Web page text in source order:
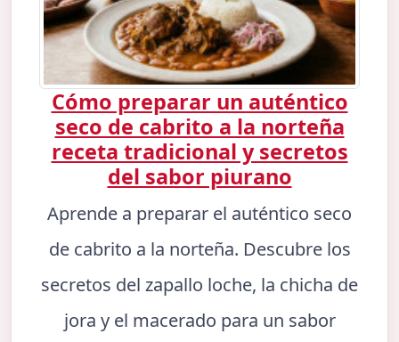
Cómo preparar un auténtico
seco de cabrito a la norteña
receta tradicional y secretos
del sabor piurano
Aprende a preparar el auténtico seco
de cabrito a la norteña. Descubre los
secretos del zapallo loche, la chicha de
jora y el macerado para un sabor